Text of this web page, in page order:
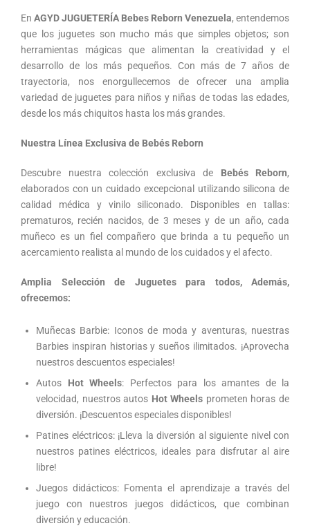
En AGYD JUGUETERÍA Bebes Reborn Venezuela, entendemos
que los juguetes son mucho más que simples objetos; son
herramientas mágicas que alimentan la creatividad y el
desarrollo de los más pequeños. Con más de 7 años de
trayectoria, nos enorgullecemos de ofrecer una amplia
variedad de juguetes para niños y niñas de todas las edades,
desde los más chiquitos hasta los más grandes.
Nuestra Línea Exclusiva de Bebés Reborn
Descubre nuestra colección exclusiva de Bebés Reborn,
elaborados con un cuidado excepcional utilizando silicona de
calidad médica y vinilo siliconado. Disponibles en tallas:
prematuros, recién nacidos, de 3 meses y de un año, cada
muñeco es un fiel compañero que brinda a tu pequeño un
acercamiento realista al mundo de los cuidados y el afecto.
Amplia Selección de Juguetes para todos, Además,
ofrecemos:
Muñecas Barbie: Iconos de moda y aventuras, nuestras
Barbies inspiran historias y sueños ilimitados. ¡Aprovecha
nuestros descuentos especiales!
Autos Hot Wheels: Perfectos para los amantes de la
velocidad, nuestros autos Hot Wheels prometen horas de
diversión. ¡Descuentos especiales disponibles!
Patines eléctricos: ¡Lleva la diversión al siguiente nivel con
nuestros patines eléctricos, ideales para disfrutar al aire
libre!
Juegos didácticos: Fomenta el aprendizaje a través del
juego con nuestros juegos didácticos, que combinan
diversión y educación.